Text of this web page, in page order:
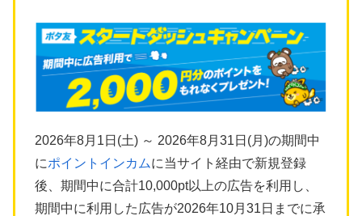
2026年8月1日(土) ～ 2026年8月31日(月)の期間中
にポイントインカムに当サイト経由で新規登録
後、期間中に合計10,000pt以上の広告を利用し、
期間中に利用した広告が2026年10月31日までに承